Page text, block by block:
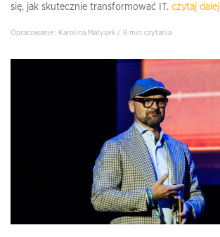
się, jak skutecznie transformować IT. czytaj dalej
Opracowanie: Karolina Matysek / 9 min czytania